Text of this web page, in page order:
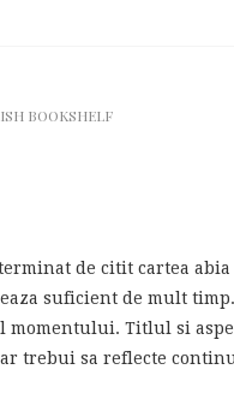
BOOKSHELF
de citit cartea
suficient de mult
momentului. Titlul si
trebui sa reflecte